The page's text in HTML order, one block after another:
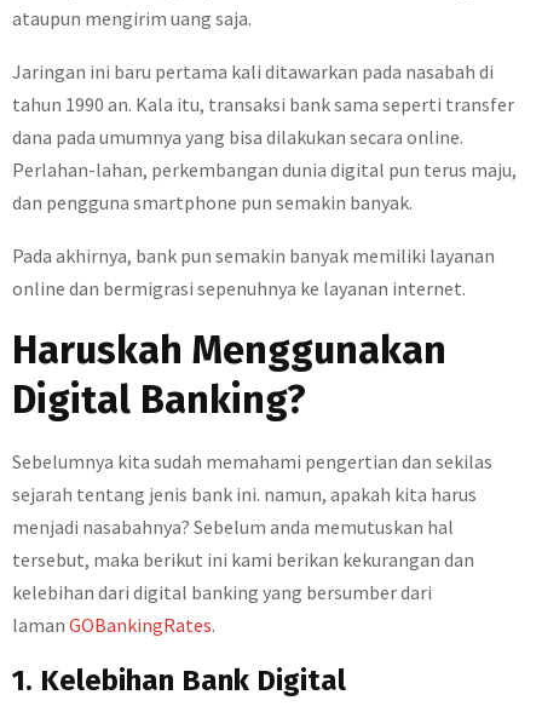
ataupun mengirim uang saja.
Jaringan ini baru pertama kali ditawarkan pada nasabah di
tahun 1990 an. Kala itu, transaksi bank sama seperti transfer
dana pada umumnya yang bisa dilakukan secara online.
Perlahan-lahan, perkembangan dunia digital pun terus maju,
dan pengguna smartphone pun semakin banyak.
Pada akhirnya, bank pun semakin banyak memiliki layanan
online dan bermigrasi sepenuhnya ke layanan internet.
Haruskah Menggunakan
Digital Banking?
Sebelumnya kita sudah memahami pengertian dan sekilas
sejarah tentang jenis bank ini. namun, apakah kita harus
menjadi nasabahnya? Sebelum anda memutuskan hal
tersebut, maka berikut ini kami berikan kekurangan dan
kelebihan dari digital banking yang bersumber dari
laman GOBankingRates.
1. Kelebihan Bank Digital